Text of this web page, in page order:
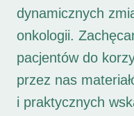
dynamicznych
onkologii.
pacjentów do
przez nas
i praktycznych